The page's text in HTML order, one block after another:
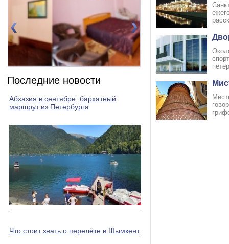
Номер 3(DBL)
Последние новости
Абхазия в сентябре: бархатный
маршрут из Петербурга
Что стоит знать о перелёте в Шымкент